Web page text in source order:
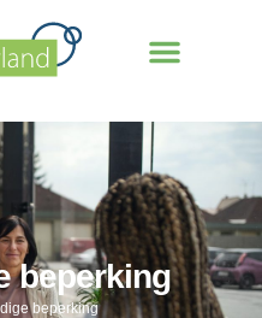
beperking
beperking